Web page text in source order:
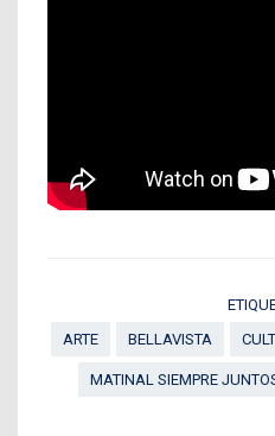
ARTE
BELLAVISTA
MATINAL SIEMPRE